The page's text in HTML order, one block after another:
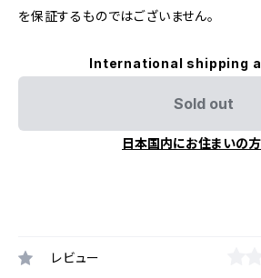
を保証するものではございません。
International shipping
Sold out
日本国内にお住まいの
レビュー